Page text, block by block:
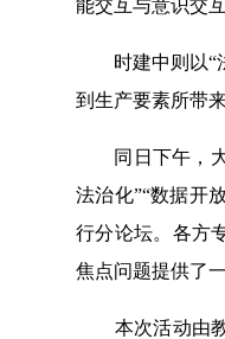
能交互与意识交
时建中则以“法
到生产要素所带
同日下午，大
法治化”“数据开
行分论坛。各方
焦点问题提供了
本次活动由教